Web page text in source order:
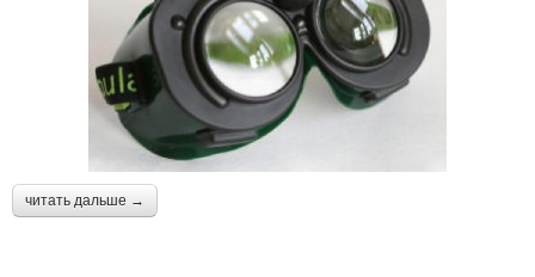
читать дальше →